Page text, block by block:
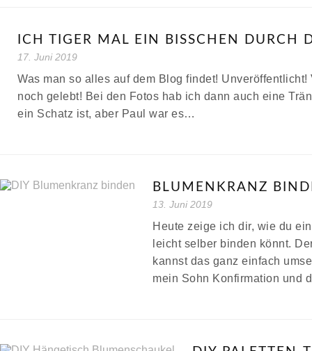
ICH TIGER MAL EIN BISSCHEN DURCH
17. Juni 2019
Was man so alles auf dem Blog findet!
noch gelebt! Bei den Fotos hab ich dann auch eine
ein Schatz ist, aber Paul war es…
BLUMENKRANZ
13. Juni 2019
Heute zeige ich dir, wie du
leicht selber binden könnt.
kannst das ganz einfach
mein Sohn Konfirmation und